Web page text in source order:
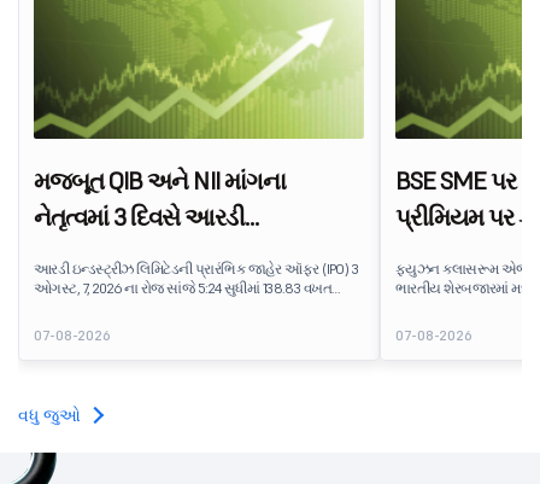
મજબૂત QIB અને NII માંગના
નેતૃત્વમાં 3 દિવસે આરડી
ઇન્ડસ્ટ્રીઝનો IPO 138.83 વખત
સબ્સ્ક્રાઇબ થયો
આરડી ઇન્ડસ્ટ્રીઝ લિમિટેડની પ્રારંભિક જાહેર ઑફર (IPO) 3
ઓગસ્ટ, 7, 2026 ના રોજ સાંજે 5:24 સુધીમાં 138.83 વખત
સબસ્ક્રિપ્શન માટે ઉપલબ્ધ 5,62,46,366 શેર સામે
7,80,88,05,383 શેર માટે બિડ પ્રાપ્ત થઈ છે.
07-08-2026
BSE SME પર
પ્રીમિયમ પર
એજ્યુટેક શેરનું
ફ્યુઝન ક્લાસરૂમ
ભારતીય શેરબજારમાં
ઇશ્યૂ કિંમત કરતાં લગભગ
આઇપીઓ રોકાણકારોને
ટેક્નોલોજી કંપની પ્રત્યે
07-08-2026
વધુ જુઓ